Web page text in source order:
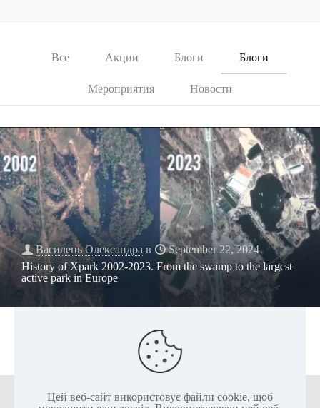
Все Акции Блоги Блоги
Мероприятия Новости
Василець Олександра в
September 22, 2024
History of Xpark 2002-2023. From the swamp to the largest
active park in Europe
Цей веб-сайт використовує файли cookie, щоб